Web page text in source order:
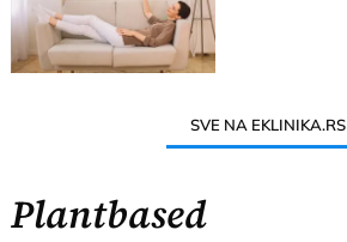
SVE NA EKLINIKA.RS
Plantbased